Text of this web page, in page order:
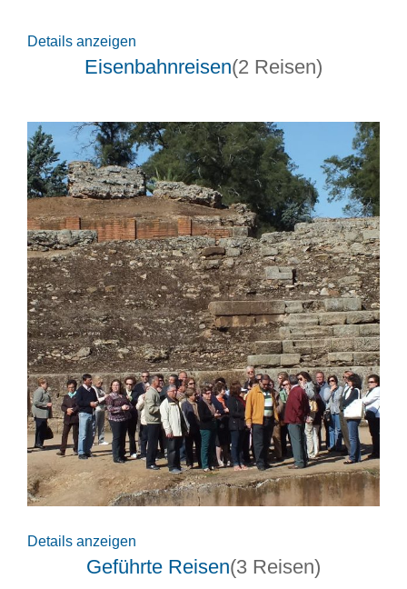
Details anzeigen
Eisenbahnreisen(2 Reisen)
Details anzeigen
Geführte Reisen(3 Reisen)